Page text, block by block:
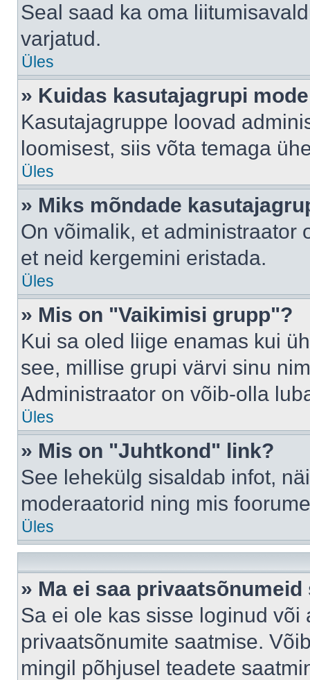
Seal saad ka oma
varjatud.
Üles
» Kuidas kasutajagrupi
Kasutajagruppe loovad
loomisest, siis võta temaga
Üles
» Miks mõndade
On võimalik, et administraator
et neid kergemini eristada.
Üles
» Mis on "Vaikimisi grupp"?
Kui sa oled liige enamas kui
see, millise grupi värvi sinu
Administraator on võib-olla
Üles
» Mis on "Juhtkond" link?
See lehekülg sisaldab infot,
moderaatorid ning mis
Üles
» Ma ei saa privaatsõnumeid
Sa ei ole kas sisse loginud
privaatsõnumite saatmise.
mingil põhjusel teadete